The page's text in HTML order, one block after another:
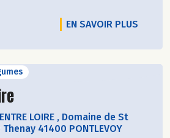
EN SAVOIR PLUS
LOIRE , Domaine de St
41400 PONTLEVOY